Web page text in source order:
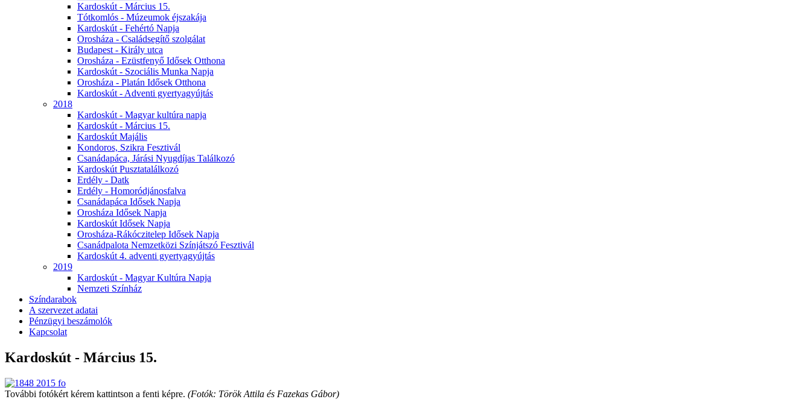
Kardoskút - Március 15.
Tótkomlós - Múzeumok éjszakája
Kardoskút - Fehértó Napja
Orosháza - Családsegítő szolgálat
Budapest - Király utca
Orosháza - Ezüstfenyő Idősek Otthona
Kardoskút - Szociális Munka Napja
Orosháza - Platán Idősek Otthona
Kardoskút - Adventi gyertyagyújtás
2018
Kardoskút - Magyar kultúra napja
Kardoskút - Március 15.
Kardoskút Majális
Kondoros, Szikra Fesztivál
Csanádapáca, Járási Nyugdíjas Találkozó
Kardoskút Pusztatalálkozó
Erdély - Datk
Erdély - Homoródjánosfalva
Csanádapáca Idősek Napja
Orosháza Idősek Napja
Kardoskút Idősek Napja
Orosháza-Rákóczitelep Idősek Napja
Csanádpalota Nemzetközi Színjátszó Fesztivál
Kardoskút 4. adventi gyertyagyújtás
2019
Kardoskút - Magyar Kultúra Napja
Nemzeti Színház
Színdarabok
A szervezet adatai
Pénzügyi beszámolók
Kapcsolat
Kardoskút - Március 15.
További fotókért kérem kattintson a fenti képre. (Fotók: Török Attila és Fazekas Gábor)